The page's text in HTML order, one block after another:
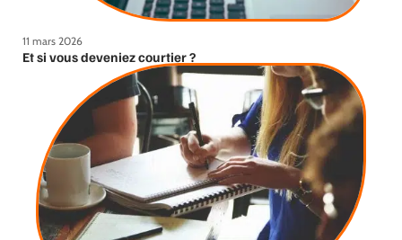
11 mars 2026
Et si vous deveniez courtier ?